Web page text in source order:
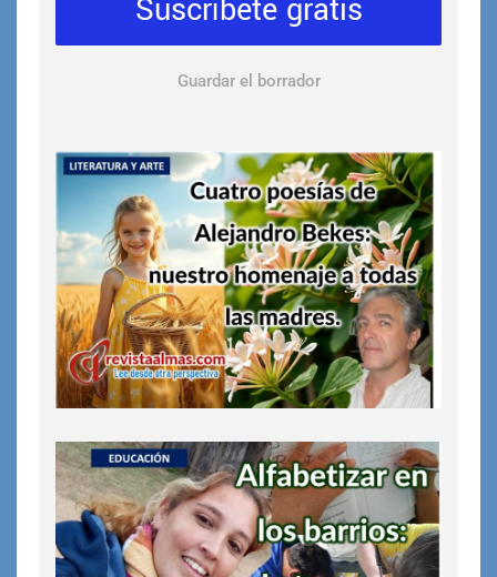
Suscríbete gratis
Guardar el borrador